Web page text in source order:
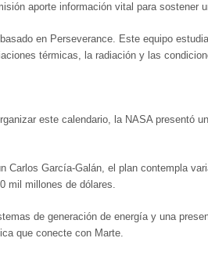
aporte información vital para sostener
en Perseverance. Este equipo
térmicas, la radiación y las
este calendario, la NASA
García-Galán, el plan contempla
mil millones de dólares.
de generación de energía y una
que conecte con Marte.